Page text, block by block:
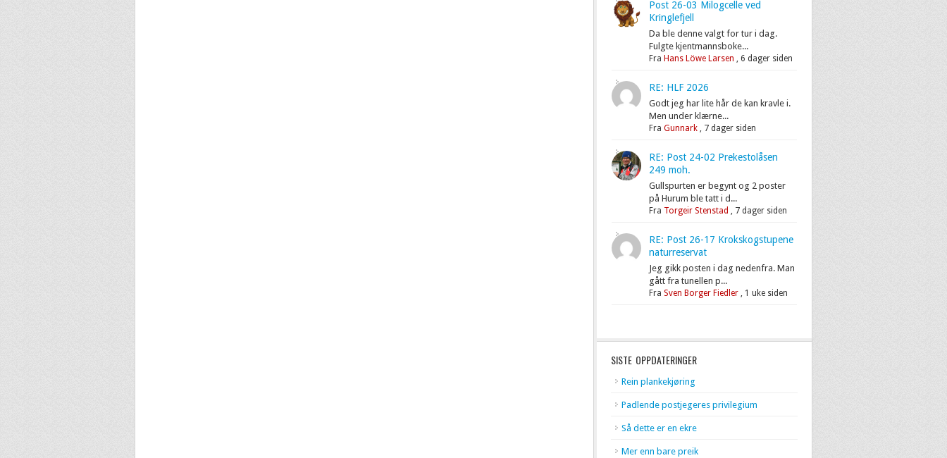
Post 26-03 Milogcelle ved
Kringlefjell
Da ble denne valgt for tur i dag.
Fulgte kjentmannsboke...
Fra Hans Löwe Larsen , 6 dager siden
RE: HLF 2026
Godt jeg har lite hår de kan kravle i.
Men under klærne...
Fra Gunnark, 7 dager siden
RE: Post 24-02 Prekestolåsen
249 moh.
Gullspurten er begynt og 2 poster
på Hurum ble tatt i d...
Fra Torgeir Stenstad , 7 dager siden
RE: Post 26-17 Krokskogstupene
naturreservat
Jeg gikk posten i dag nedenfra. Man
gått fra tunellen p...
Fra Sven Borger Fiedler, 1 uke siden
SISTE OPPDATERINGER
Rein plankekjøring
Padlende postjegeres privilegium
Så dette er en ekre
Mer enn bare preik